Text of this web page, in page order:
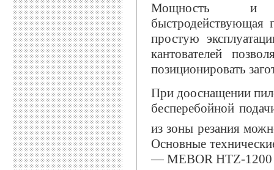
Мощность и
быстродействующая
простую
кантователей
позиционировать
При дооснащении
бесперебойной
из зоны резания
Основные
— MEBOR HTZ-1200